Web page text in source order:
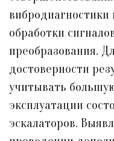
обработки
преобразования.
достоверности
учитывать
эксплуатации
эскалаторов.